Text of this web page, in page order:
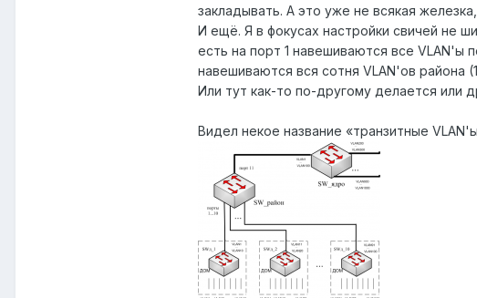
закладывать. А это уже не всякая
И ещё. Я в фокусах настройки свичей не
есть на порт 1 навешиваются все VLAN'ы
навешиваются вся сотня VLAN'ов района
Или тут как-то по-другому делается или
Видел некое название «транзитные